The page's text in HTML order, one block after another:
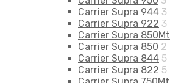
Carrier Supra 944 3
Carrier Supra 922 3
Carrier Supra 850Mt
Carrier Supra 850 2
Carrier Supra 844 5
Carrier Supra 822 5